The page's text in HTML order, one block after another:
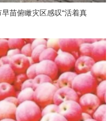
苗俯瞰灾区感叹“活着真